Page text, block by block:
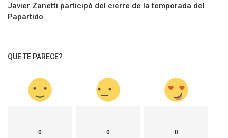
Javier Zanetti participó del cierre de la temporada del
Papartido
QUE TE PARECE?
0 0 0